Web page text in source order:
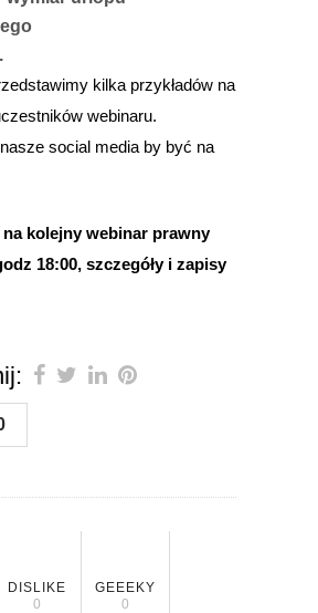
kilka przykładów na
webinaru.
social media by być na
na kolejny webinar prawny
18:00, szczegóły i zapisy
DISLIKE
0
GEEEKY
0